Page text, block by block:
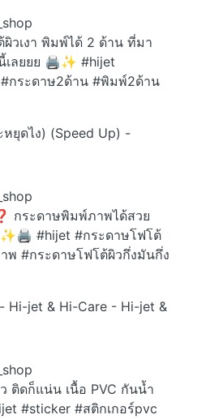
วเงา พิมพ์ได้ 2 ด้าน ที่มา
เลยยย 🖨️✨ #hijet
#กระดาษ2ด้าน #พิมพ์2ด้าน
ยุดไง) (Speed Up) -
กระดาษพิมพ์ภาพได้สวย
✨🖨️ #hijet #กระดาษโฟโต้
พ #กระดาษโฟโต้ผิวกึ่งมันกึ่ง
Hi-jet & Hi-Care - Hi-jet &
ติดก็แน่น เนื้อ PVC กันน้ำ
#sticker #สติกเกอร์pvc